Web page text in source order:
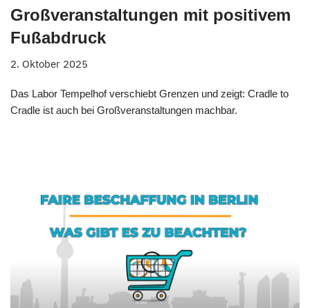
Großveranstaltungen mit positivem
Fußabdruck
2. Oktober 2025
Das Labor Tempelhof verschiebt Grenzen und zeigt: Cradle to
Cradle ist auch bei Großveranstaltungen machbar.